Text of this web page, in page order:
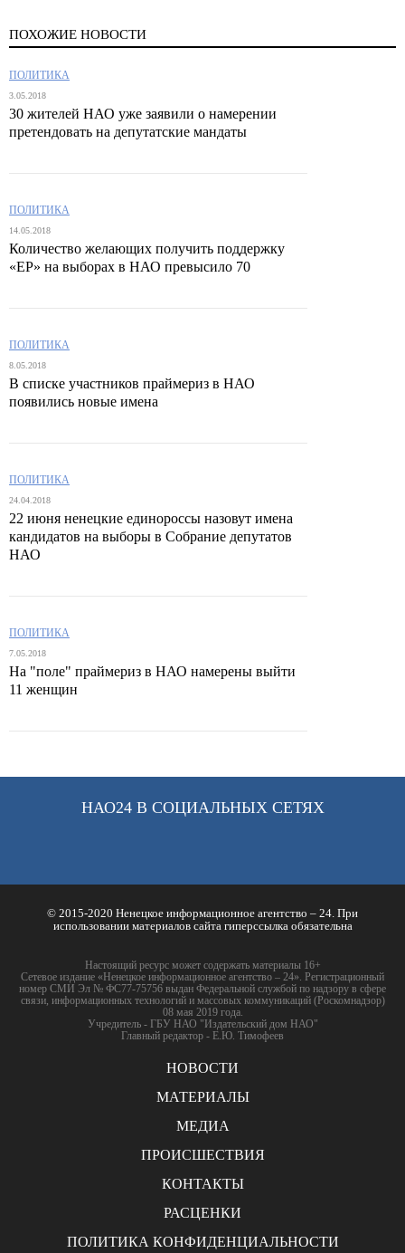
ПОХОЖИЕ НОВОСТИ
ПОЛИТИКА
3.05.2018
30 жителей НАО уже заявили о намерении
претендовать на депутатские мандаты
ПОЛИТИКА
14.05.2018
Количество желающих получить поддержку
«ЕР» на выборах в НАО превысило 70
ПОЛИТИКА
8.05.2018
В списке участников праймериз в НАО
появились новые имена
ПОЛИТИКА
24.04.2018
22 июня ненецкие единороссы назовут имена
кандидатов на выборы в Собрание депутатов
НАО
ПОЛИТИКА
7.05.2018
На "поле" праймериз в НАО намерены выйти
11 женщин
НАО24 В СОЦИАЛЬНЫХ СЕТЯХ
© 2015-2020 Ненецкое информационное агентство – 24. При
использовании материалов сайта гиперссылка обязательна
Настоящий ресурс может содержать материалы 16+
Сетевое издание «Ненецкое информационное агентство – 24». Регистрационный
номер СМИ Эл № ФС77-75756 выдан Федеральной службой по надзору в сфере
связи, информационных технологий и массовых коммуникаций (Роскомнадзор)
08 мая 2019 года.
Учредитель - ГБУ НАО "Издательский дом НАО"
Главный редактор - Е.Ю. Тимофеев
НОВОСТИ
МАТЕРИАЛЫ
МЕДИА
ПРОИСШЕСТВИЯ
КОНТАКТЫ
РАСЦЕНКИ
ПОЛИТИКА КОНФИДЕНЦИАЛЬНОСТИ